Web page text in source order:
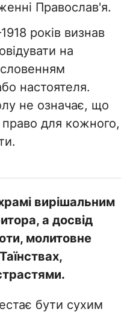
Православ'я.
років визнав
на
настоятеля.
не означає, що
для кожного,
вирішальним
а досвід
молитовне
бути сухим